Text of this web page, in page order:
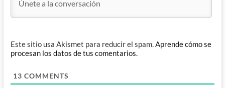
Este sitio usa Akismet para reducir el spam.Aprende cómo se
procesan los datos de tus comentarios.
13 COMMENTS